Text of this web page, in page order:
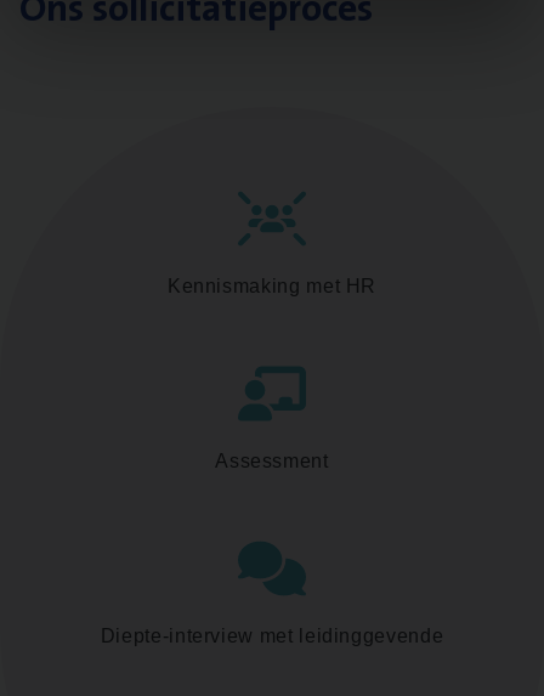
Kennismaking met HR
Assessment
Diepte-interview met leidinggevende